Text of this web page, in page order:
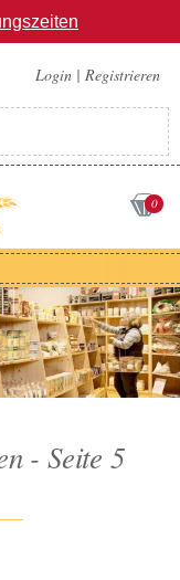
Login | Registrieren
0
- Seite 5